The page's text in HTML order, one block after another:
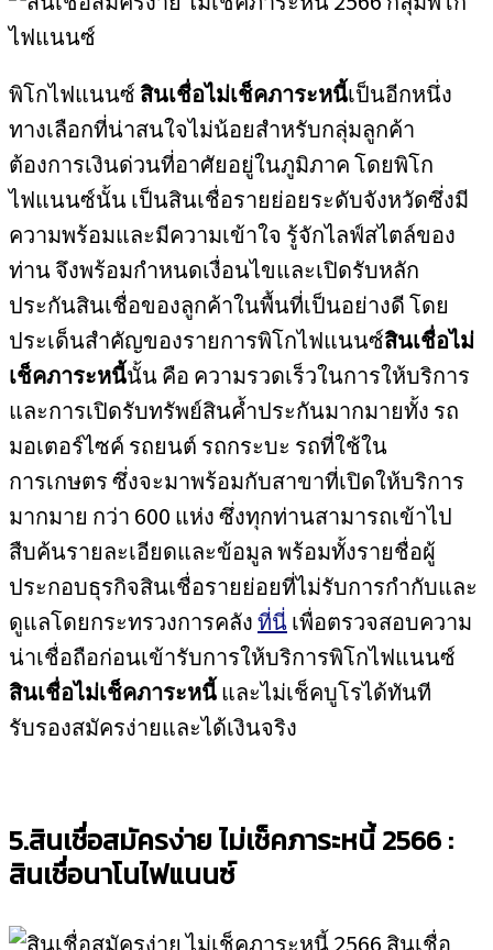
พิโกไฟแนนซ์ สินเชื่อไม่เช็คภาระหนี้เป็นอีกหนึ่ง
ทางเลือกที่น่าสนใจไม่น้อยสำหรับกลุ่มลูกค้า
ต้องการเงินด่วนที่อาศัยอยู่ในภูมิภาค โดยพิโก
ไฟแนนซ์นั้น เป็นสินเชื่อรายย่อยระดับจังหวัดซึ่งมี
ความพร้อมและมีความเข้าใจ รู้จักไลฟ์สไตล์ของ
ท่าน จึงพร้อมกำหนดเงื่อนไขและเปิดรับหลัก
ประกันสินเชื่อของลูกค้าในพื้นที่เป็นอย่างดี โดย
ประเด็นสำคัญของรายการพิโกไฟแนนซ์สินเชื่อไม่
เช็คภาระหนี้นั้น คือ ความรวดเร็วในการให้บริการ
และการเปิดรับทรัพย์สินค้ำประกันมากมายทั้ง รถ
มอเตอร์ไซค์ รถยนต์ รถกระบะ รถที่ใช้ใน
การเกษตร ซึ่งจะมาพร้อมกับสาขาที่เปิดให้บริการ
มากมาย กว่า 600 แห่ง ซึ่งทุกท่านสามารถเข้าไป
สืบค้นรายละเอียดและข้อมูล พร้อมทั้งรายชื่อผู้
ประกอบธุรกิจสินเชื่อรายย่อยที่ไม่รับการกำกับและ
ดูแลโดยกระทรวงการคลังที่นี่เพื่อตรวจสอบความ
น่าเชื่อถือก่อนเข้ารับการให้บริการพิโกไฟแนนซ์
สินเชื่อไม่เช็คภาระหนี้และไม่เช็คบูโรได้ทันที
รับรองสมัครง่ายและได้เงินจริง
5.สินเชื่อสมัครง่าย ไม่เช็คภาระหนี้ 2566 :
สินเชื่อนาโนไฟแนนซ์